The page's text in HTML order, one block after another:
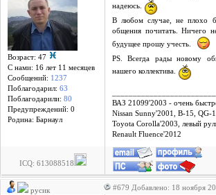
Возраст: 47
С нами: 16 лет 11 месяцев
Сообщений: 1237
Поблагодарил: 63
Поблагодарили: 80
Предупреждений: 0
Родина: Барнаул
надеюсь.
В любом случае, не плохо
общения почитать. Ничего
будущее прошу учесть.
PS. Всегда рады новому
нашего коллектива.
ВАЗ 21099'2003 - очень
Nissan Sunny'2001, B-15, QG-
Toyota Corolla'2003, левый
Renault Fluence'2012
ICQ: 613088518
русик #679 Добавлено: 18 ноября